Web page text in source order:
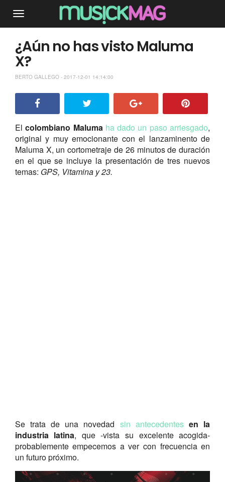
¿Aún no has visto Maluma
X?
BERTO GALLEGO - 2017-12-01 14:14:00
Elcolombiano Maluma ha dado un paso arriesgado,
original y muy emocionante con el lanzaminento de
Maluma X, un cortometraje de 26 minutos de duración
en el que se incluye la presentación de tres nuevos
temas: GPS, Vitamina y 23.
Se trata de una novedad sin antecedentes en la
industria latina, que -vista su excelente acogida-
probablemente empecemos a ver con frecuencia en
un futuro próximo.